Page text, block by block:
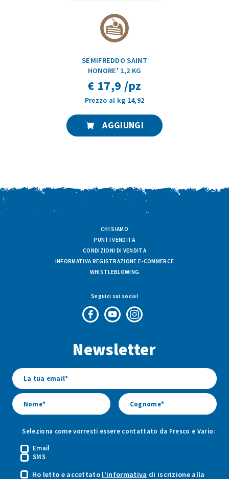
SEMIFREDDO SAINT
HONORE' 1,2 KG
€ 17,9 /pz
Prezzo al kg 14,92
AGGIUNGI
CHI SIAMO
PUNTI VENDITA
CONDIZIONI DI VENDITA
INFORMATIVA REGISTRAZIONE E-COMMERCE
WHISTLEBLOWING
Seguici sui social
di
di
di
Newsletter
Seleziona come vorresti essere contattato da Fresco e Vario:
Email
SMS
Ho letto e accettato l’informativa di iscrizione alla